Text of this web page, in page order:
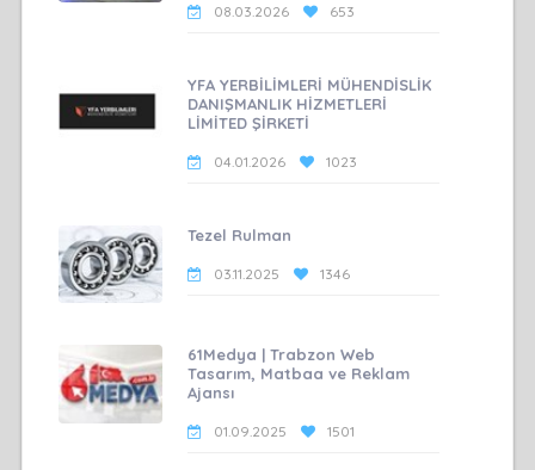
08.03.2026 653
YFA YERBİLİMLERİ MÜHENDİSLİK
DANIŞMANLIK HİZMETLERİ
LİMİTED ŞİRKETİ
04.01.2026 1023
Tezel Rulman
03.11.2025 1346
61Medya | Trabzon Web
Tasarım, Matbaa ve Reklam
Ajansı
01.09.2025 1501